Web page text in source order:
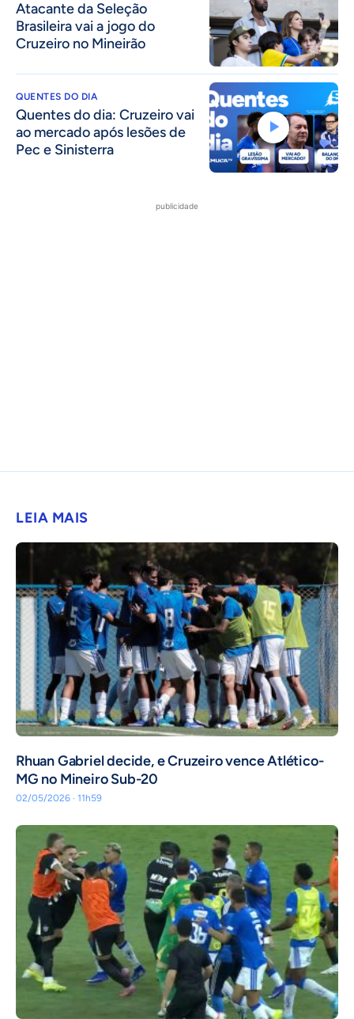
Atacante da Seleção
Brasileira vai a jogo do
Cruzeiro no Mineirão
QUENTES DO DIA
Quentes do dia: Cruzeiro vai
ao mercado após lesões de
Pec e Sinisterra
publicidade
LEIA MAIS
Rhuan Gabriel decide, e Cruzeiro vence Atlético-
MG no Mineiro Sub-20
02/05/2026 · 11h59